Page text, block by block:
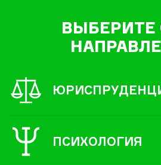
ВЫБЕРИТЕ
ПСИХОЛОГИЯ